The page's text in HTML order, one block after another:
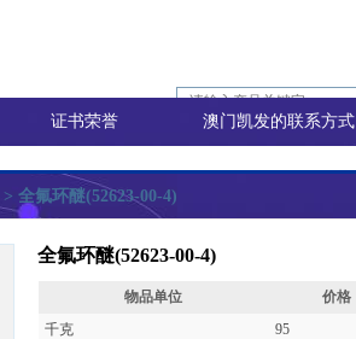
证书荣誉 澳门凯发的联系方式
> 全氟环醚(52623-00-4)
全氟环醚(52623-00-4)
物品单位 价格
千克
95